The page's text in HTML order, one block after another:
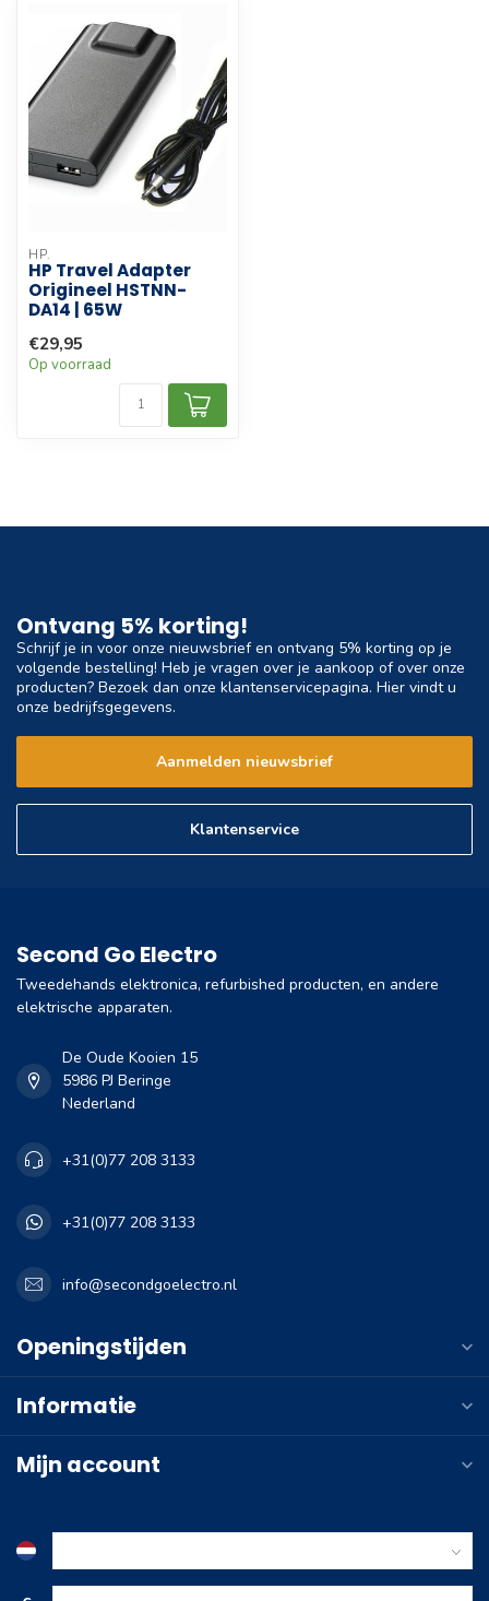
HP.
HP Travel Adapter
Origineel HSTNN-
DA14 | 65W
€29,95
Op voorraad
Ontvang 5% korting!
Schrijf je in voor onze nieuwsbrief en ontvang 5% korting op je
volgende bestelling! Heb je vragen over je aankoop of over onze
producten? Bezoek dan onze klantenservicepagina. Hier vindt u
onze bedrijfsgegevens.
Aanmelden nieuwsbrief
Klantenservice
Second Go Electro
Tweedehands elektronica, refurbished producten, en andere
elektrische apparaten.
De Oude Kooien 15
5986 PJ Beringe
Nederland
+31(0)77 208 3133
+31(0)77 208 3133
info@secondgoelectro.nl
Openingstijden
Informatie
Mijn account